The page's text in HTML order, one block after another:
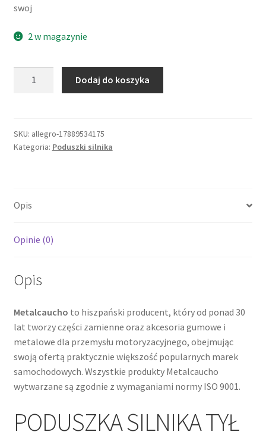
swoj
2 w magazynie
DACIA
LOGAN
1.6
04632
Dodaj do koszyka
SKU: allegro-17889534175
Kategoria: Poduszki silnika
Opis
Opinie (0)
Opis
Metalcaucho to hiszpański producent, który od ponad 30
lat tworzy części zamienne oraz akcesoria gumowe i
metalowe dla przemysłu motoryzacyjnego, obejmując
swoją ofertą praktycznie większość popularnych marek
samochodowych. Wszystkie produkty Metalcaucho
wytwarzane są zgodnie z wymaganiami normy ISO 9001.
PODUSZKA SILNIKA TYŁ